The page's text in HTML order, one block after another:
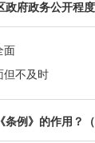
政府政务公开程
面
但不及时
例》的作用？（